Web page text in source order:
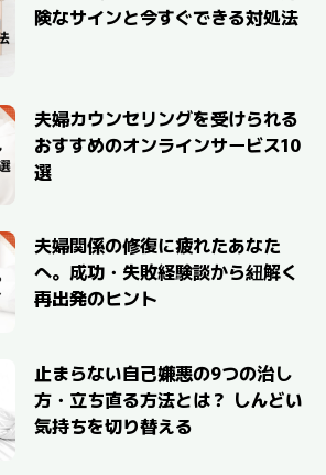
険なサインと今すぐできる対処法
夫婦カウンセリングを受けられる
おすすめのオンラインサービス10
選
夫婦関係の修復に疲れたあなた
へ。成功・失敗経験談から紐解く
再出発のヒント
止まらない自己嫌悪の9つの治し
方・立ち直る方法とは？ しんどい
気持ちを切り替える